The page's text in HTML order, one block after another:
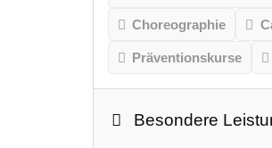
Choreographie
Präventionskurse
Besondere